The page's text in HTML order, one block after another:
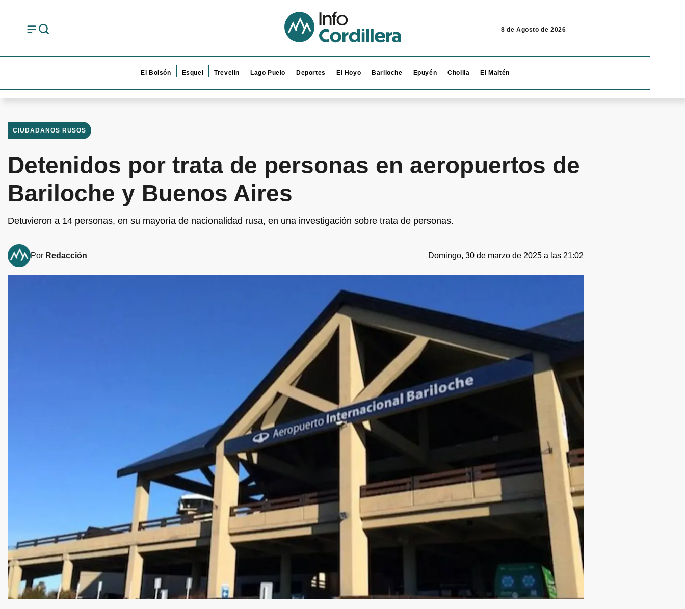
8 de Agosto de 2026
El Bolsón Esquel Trevelin Lago Puelo Deportes El Hoyo Bariloche Epuyén Cholila El Maitén
CIUDADANOS RUSOS
Detenidos por trata de personas en aeropuertos de
Bariloche y Buenos Aires
Detuvieron a 14 personas, en su mayoría de nacionalidad rusa, en una investigación sobre trata de personas.
Por Redacción Domingo, 30 de marzo de 2025 a las 21:02